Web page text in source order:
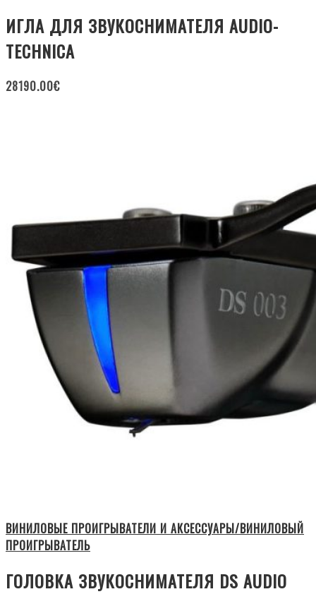
ИГЛА ДЛЯ ЗВУКОСНИМАТЕЛЯ AUDIO-
TECHNICA
28190.00€
ВИНИЛОВЫЕ ПРОИГРЫВАТЕЛИ И АКСЕССУАРЫ/ВИНИЛОВЫЙ
ПРОИГРЫВАТЕЛЬ
ГОЛОВКА ЗВУКОСНИМАТЕЛЯ DS AUDIO